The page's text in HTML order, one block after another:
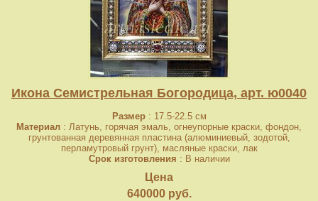
Икона Семистрельная Богородица, арт. ю0040
Размер: 17.5-22.5 см
Материал : Латунь, горячая эмаль, огнеупорные краски, фондон,
грунтованная деревянная пластина (алюминиевый, зодотой,
перламутровый грунт), масляные краски, лак
Срок изготовления : В наличии
Цена
640000 руб.